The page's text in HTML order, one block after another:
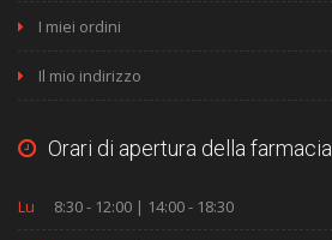
I miei ordini
Il mio indirizzo
Orari di apertura della farmacia
Lu 8:30 - 12:00 | 14:00 - 18:30